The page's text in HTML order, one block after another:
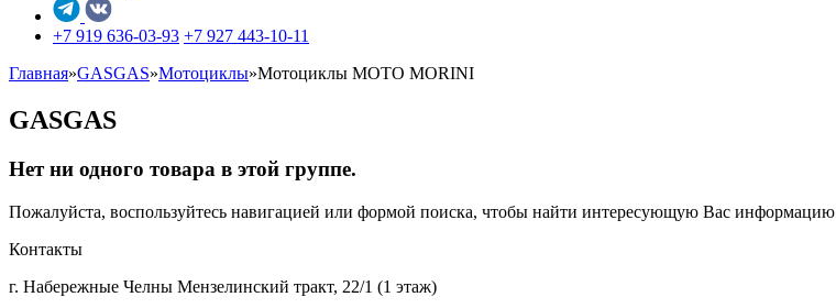
+7 919 636-03-93 +7 927 443-10-11
Главная»GASGAS»Мотоциклы»Мотоциклы MOTO MORINI
GASGAS
Нет ни одного товара в этой группе.
Пожалуйста, воспользуйтесь навигацией или формой поиска, чтобы найти интересующую Вас информацию
Контакты
г. Набережные Челны Мензелинский тракт, 22/1 (1 этаж)